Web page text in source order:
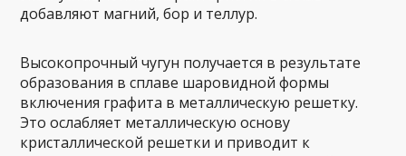
добавляют магний, бор и теллур.
Высокопрочный чугун получается в результате
образования в сплаве шаровидной формы
включения графита в металлическую решетку.
Это ослабляет металлическую основу
кристаллической решетки и приводит к